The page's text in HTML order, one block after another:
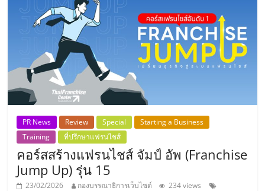
PR News Review Special
Starting a Business
Training
ที่ปรึกษาแฟรนไชส์
คอร์สสร้างแฟรนไชส์ จัมป์ อัพ (Franchise
Jump Up) รุ่น 15
23/02/2026 กองบรรณาธิการเว็บไซต์
234 views